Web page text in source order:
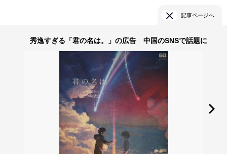
記事ページへ
秀逸すぎる「君の名は。」の広告 中国のSNSで話題に